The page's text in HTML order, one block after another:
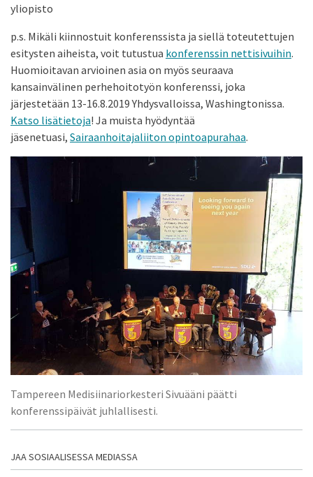
yliopisto
p.s. Mikäli kiinnostuit konferenssista ja siellä toteutettujen
esitysten aiheista, voit tutustua konferenssin nettisivuihin.
Huomioitavan arvioinen asia on myös seuraava
kansainvälinen perhehoitotyön konferenssi, joka
järjestetään 13-16.8.2019 Yhdysvalloissa, Washingtonissa.
Katso lisätietoja! Ja muista hyödyntää
jäsenetuasi, Sairaanhoitajaliiton opintoapurahaa.
Tampereen Medisiinariorkesteri Sivuääni päätti
konferenssipäivät juhlallisesti.
JAA SOSIAALISESSA MEDIASSA